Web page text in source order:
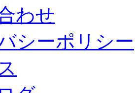
わせ
シーポリシー